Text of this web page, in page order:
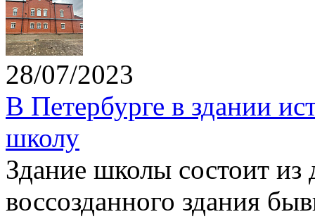
28/07/2023
В Петербурге в здании
школу
Здание школы состоит из
воссозданного здания